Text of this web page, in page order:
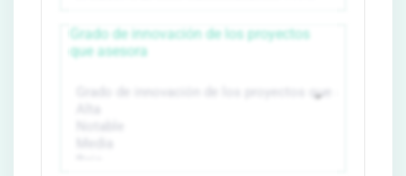
Grado de innovación de los proyectos
que asesora